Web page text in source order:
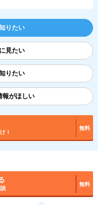
りたい
見たい
りたい
報がほしい
！
無料
無料